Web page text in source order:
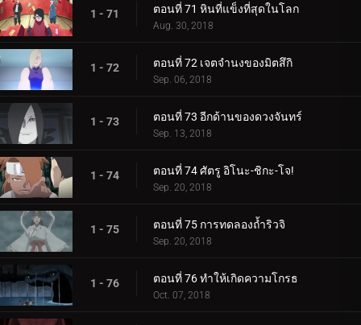
1 - 71 ตอนที่ 71 หินที่แข็งที่สุดในโลก
Aug. 30, 2018
1 - 72 ตอนที่ 72 เจตจำนงของมิตสึกิ
Sep. 06, 2018
1 - 73 ตอนที่ 73 อีกด้านของดวงจันทร์
Sep. 13, 2018
1 - 74 ตอนที่ 74 ศัตรู อิโนะ-ชิกะ-โจ!
Sep. 20, 2018
1 - 75 ตอนที่ 75 การทดลองถ้ำริวจิ
Sep. 20, 2018
1 - 76 ตอนที่ 76 ทำให้เกิดความโกรธ
Oct. 07, 2018